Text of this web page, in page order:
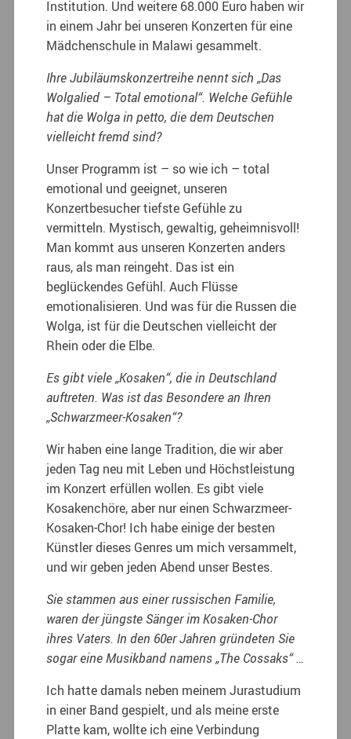
Institution. Und weitere 68.000 Euro haben wir
in einem Jahr bei unseren Konzerten für eine
Mädchenschule in Malawi gesammelt.
Ihre Jubiläumskonzertreihe nennt sich „Das
Wolgalied – Total emotional“. Welche Gefühle
hat die Wolga in petto, die dem Deutschen
vielleicht fremd sind?
Unser Programm ist – so wie ich – total
emotional und geeignet, unseren
Konzertbesucher tiefste Gefühle zu
vermitteln. Mystisch, gewaltig, geheimnisvoll!
Man kommt aus unseren Konzerten anders
raus, als man reingeht. Das ist ein
beglückendes Gefühl. Auch Flüsse
emotionalisieren. Und was für die Russen die
Wolga, ist für die Deutschen vielleicht der
Rhein oder die Elbe.
Es gibt viele „Kosaken“, die in Deutschland
auftreten. Was ist das Besondere an Ihren
„Schwarzmeer-Kosaken“?
Wir haben eine lange Tradition, die wir aber
jeden Tag neu mit Leben und Höchstleistung
im Konzert erfüllen wollen. Es gibt viele
Kosakenchöre, aber nur einen Schwarzmeer-
Kosaken-Chor! Ich habe einige der besten
Künstler dieses Genres um mich versammelt,
und wir geben jeden Abend unser Bestes.
Sie stammen aus einer russischen Familie,
waren der jüngste Sänger im Kosaken-Chor
ihres Vaters. In den 60er Jahren gründeten Sie
sogar eine Musikband namens „The Cossaks“ …
Ich hatte damals neben meinem Jurastudium
in einer Band gespielt, und als meine erste
Platte kam, wollte ich eine Verbindung